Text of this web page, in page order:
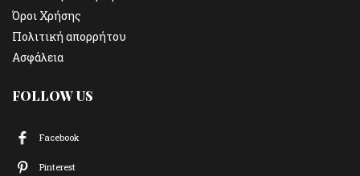
Όροι Χρήσης
Πολιτική απορρήτου
Ασφάλεια
FOLLOW US
Facebook
Pinterest